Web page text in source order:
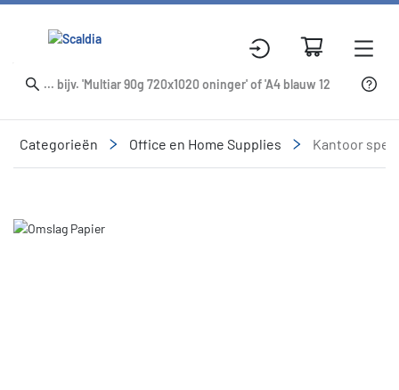
Categorieën Office en Home Supplies Kantoor
Slide 1 of 1